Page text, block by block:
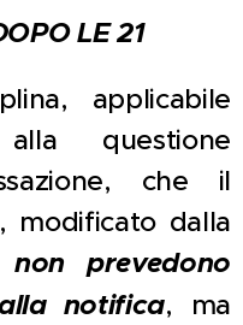
LE 21
applicabile
questione
che il
modificato dalla
non prevedono
notifica, ma